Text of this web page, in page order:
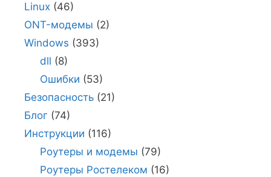
Linux (46)
ONT-модемы (2)
Windows (393)
dll (8)
Ошибки (53)
Безопасность (21)
Блог (74)
Инструкции (116)
Роутеры и модемы (79)
Роутеры Ростелеком (16)